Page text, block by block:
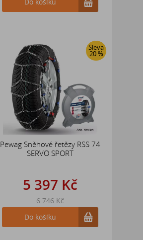
Sleva
20 %
Pewag Sněhové řetězy RSS 74
SERVO SPORT
5 397 Kč
6 746 Kč
Do košíku